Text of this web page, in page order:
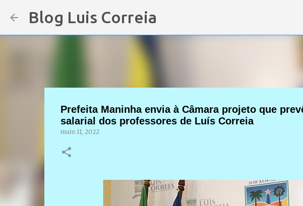
Blog Luis Correia
Prefeita Maninha envia à Câmara projeto que
salarial dos professores de Luís Correia
maio 11, 2022